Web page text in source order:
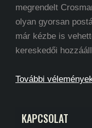
megrendelt
olyan gyorsan
már kézbe is
kereskedői
További
KAPCSOLAT